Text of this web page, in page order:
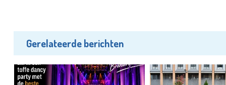
Gerelateerde berichten